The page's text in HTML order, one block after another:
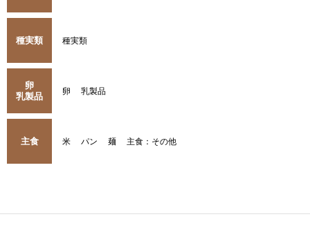
種実類 種実類
卵
乳製品
卵 乳製品
主食 米 パン 麺 主食：その他